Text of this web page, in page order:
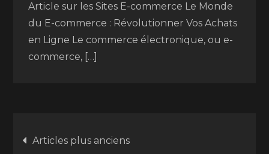
Article sur les Sites E-commerce Le Monde
du E-commerce : Révolutionner Vos Achats
en Ligne Le commerce électronique, ou e-
commerce, […]
Navigation
Articles plus anciens